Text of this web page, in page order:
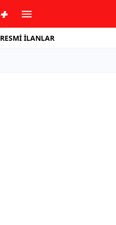
RESMİ İLANLAR